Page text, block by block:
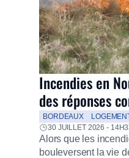
Incendies en
des réponses
BORDEAUX
30 JUILLET 2026 -
Alors que les
bouleversent la vie